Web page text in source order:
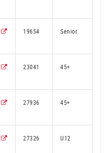
19654 Senior
23041 45+
27936 45+
27326 U12